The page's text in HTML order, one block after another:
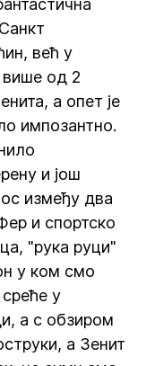
већ у
више од 2
а опет је
импозантно.
и још
између два
и спортско
"рука руци"
у ком смо
у
а с обзиром
а Зенит